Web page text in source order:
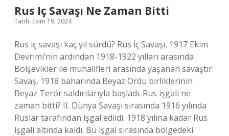
Rus Iç Savaşı Ne Zaman Bitti
Tarih: Ekim 19, 2024
Rus iç savaşı kaç yıl sürdü? Rus İç Savaşı, 1917 Ekim
Devrimi’nin ardından 1918-1922 yılları arasında
Bolşevikler ile muhalifleri arasında yaşanan savaştır.
Savaş, 1918 baharında Beyaz Ordu birliklerinin
Beyaz Terör saldırılarıyla başladı. Rus işgali ne
zaman bitti? II. Dünya Savaşı sırasında 1916 yılında
Ruslar tarafından işgal edildi. 1918 yılına kadar Rus
işgali altında kaldı. Bu işgal sırasında bölgedeki